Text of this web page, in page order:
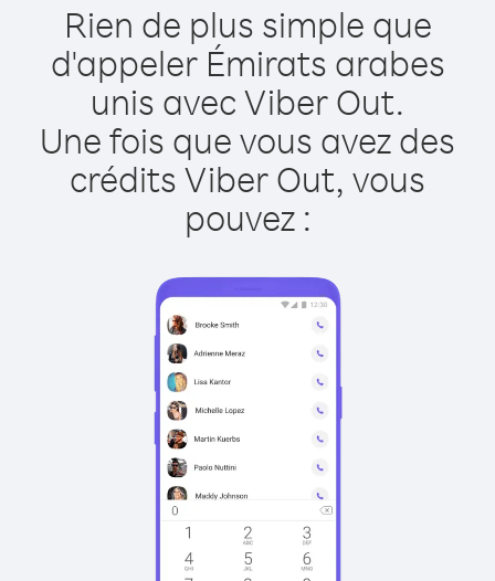
Rien de plus simple que
d'appeler Émirats arabes
unis avec Viber Out.
Une fois que vous avez des
crédits Viber Out, vous
pouvez :